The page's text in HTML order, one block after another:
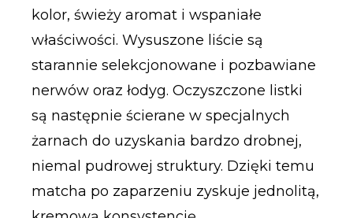
kolor, świeży aromat i wspaniałe
właściwości. Wysuszone liście są
starannie selekcjonowane i pozbawiane
nerwów oraz łodyg. Oczyszczone listki
są następnie ścierane w specjalnych
żarnach do uzyskania bardzo drobnej,
niemal pudrowej struktury. Dzięki temu
matcha po zaparzeniu zyskuje jednolitą,